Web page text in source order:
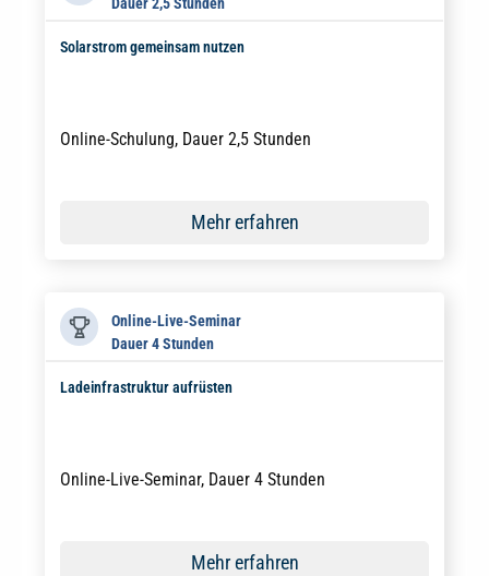
Dauer 2,5 Stunden
Solarstrom gemeinsam nutzen
Online-Schulung, Dauer 2,5 Stunden
Mehr erfahren
Online-Live-Seminar
Dauer 4 Stunden
Ladeinfrastruktur aufrüsten
Online-Live-Seminar, Dauer 4 Stunden
Mehr erfahren